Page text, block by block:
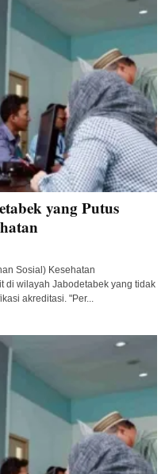
yang Putus
Sosial) Kesehatan
di wilayah Jabodetabek yang tidak
akreditasi. "Per...